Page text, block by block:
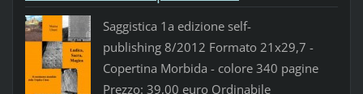
Saggistica 1a edizione self-
publishing 8/2012 Formato 21x29,7 -
Copertina Morbida - colore 340 pagine
Prezzo: 39,00 euro Ordinabile